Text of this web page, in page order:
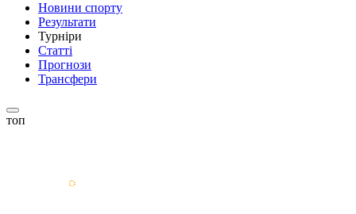
Новини спорту
Результати
Турніри
Статті
Прогнози
Трансфери
топ